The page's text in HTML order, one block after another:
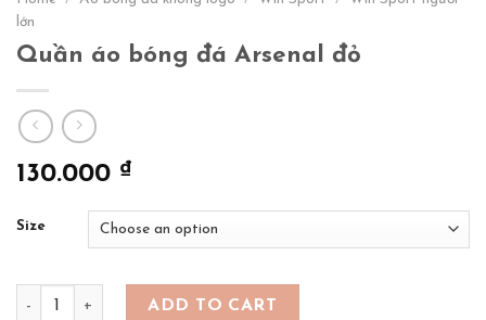
lớn
Quần áo bóng đá Arsenal đỏ
130.000 ₫
Size
Quần áo bóng đá Arsenal đỏ quantity
ADD TO CART